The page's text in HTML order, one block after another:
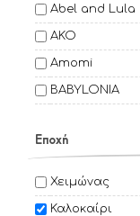
Abel and Lula
AKO
Amomi
BABYLONIA
Bbluv
Bimbidreams
Εποχή
Χειμώνας
Καλοκαίρι